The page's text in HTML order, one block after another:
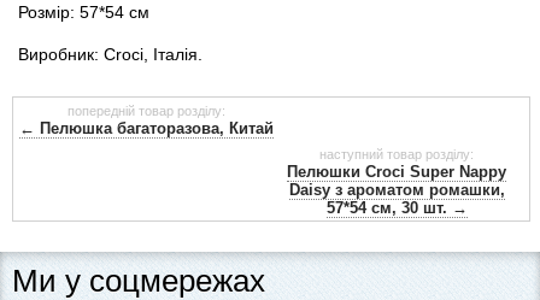
Розмір: 57*54 см
Виробник: Croci, Італія.
попередній товар розділу:
← Пелюшка багаторазова, Китай
наступний товар розділу:
Пелюшки Croci Super Nappy
Daisy з ароматом ромашки,
57*54 см, 30 шт. →
Ми у соцмережах